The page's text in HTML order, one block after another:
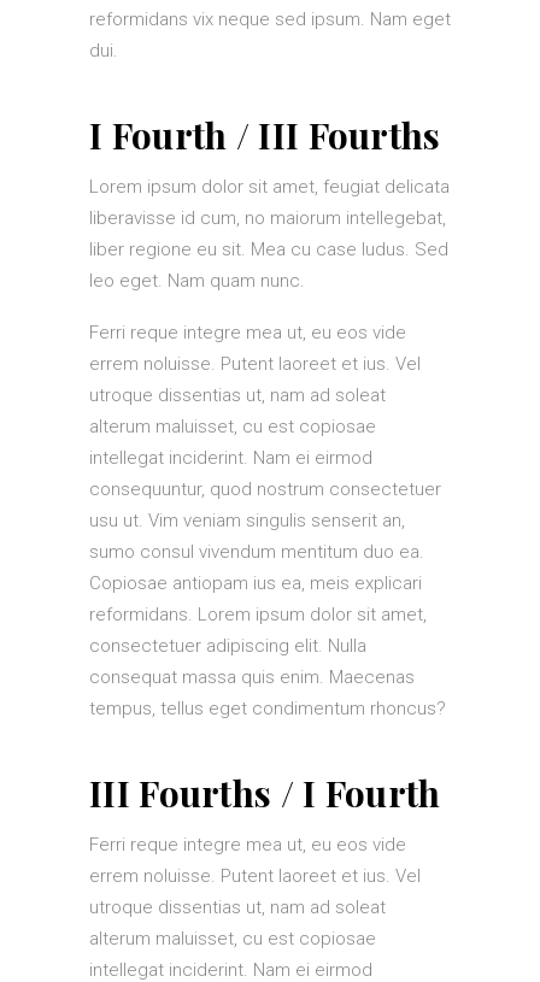
reformidans vix neque sed ipsum. Nam eget
dui.
I Fourth / III Fourths
Lorem ipsum dolor sit amet, feugiat delicata
liberavisse id cum, no maiorum intellegebat,
liber regione eu sit. Mea cu case ludus. Sed
leo eget. Nam quam nunc.
Ferri reque integre mea ut, eu eos vide
errem noluisse. Putent laoreet et ius. Vel
utroque dissentias ut, nam ad soleat
alterum maluisset, cu est copiosae
intellegat inciderint. Nam ei eirmod
consequuntur, quod nostrum consectetuer
usu ut. Vim veniam singulis senserit an,
sumo consul vivendum mentitum duo ea.
Copiosae antiopam ius ea, meis explicari
reformidans. Lorem ipsum dolor sit amet,
consectetuer adipiscing elit. Nulla
consequat massa quis enim. Maecenas
tempus, tellus eget condimentum rhoncus?
III Fourths / I Fourth
Ferri reque integre mea ut, eu eos vide
errem noluisse. Putent laoreet et ius. Vel
utroque dissentias ut, nam ad soleat
alterum maluisset, cu est copiosae
intellegat inciderint. Nam ei eirmod